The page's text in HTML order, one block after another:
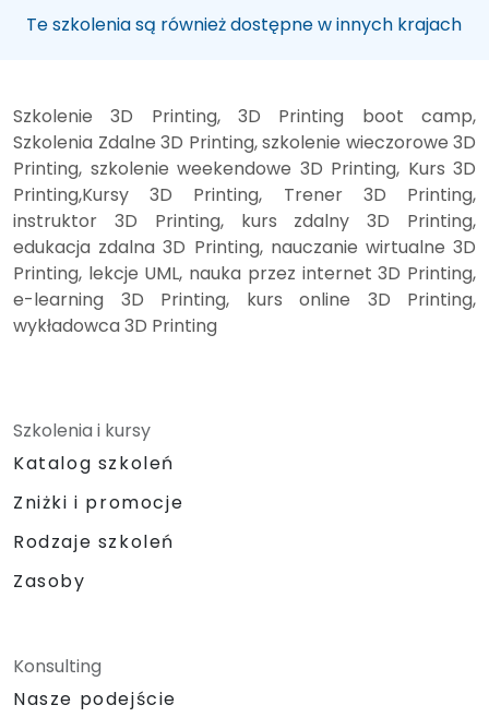
Te szkolenia są również dostępne w innych krajach
Szkolenie 3D Printing, 3D Printing boot camp,
Szkolenia Zdalne 3D Printing, szkolenie wieczorowe 3D
Printing, szkolenie weekendowe 3D Printing, Kurs 3D
Printing,Kursy 3D Printing, Trener 3D Printing,
instruktor 3D Printing, kurs zdalny 3D Printing,
edukacja zdalna 3D Printing, nauczanie wirtualne 3D
Printing, lekcje UML, nauka przez internet 3D Printing,
e-learning 3D Printing, kurs online 3D Printing,
wykładowca 3D Printing
Szkolenia i kursy
Katalog szkoleń
Zniżki i promocje
Rodzaje szkoleń
Zasoby
Konsulting
Nasze podejście